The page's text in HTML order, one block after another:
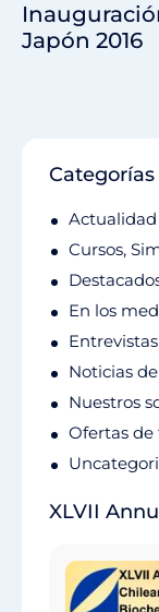
Japón 2016
Actualidad
Cursos,
En los
Noticias
Nuestros
Ofertas de
XLVII